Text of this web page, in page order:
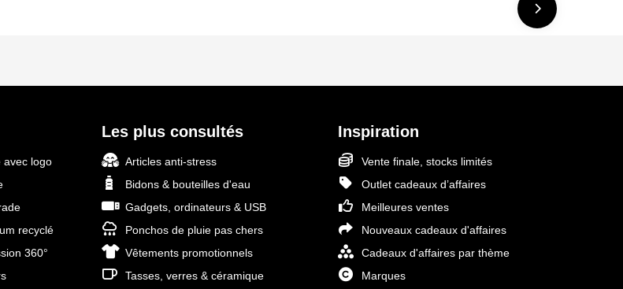
avec logo
recyclé
360°
Les plus consultés
Articles anti-stress
Bidons & bouteilles d'eau
Gadgets, ordinateurs & USB
Ponchos de pluie pas chers
Vêtements promotionnels
Tasses, verres & céramique
Inspiration
Vente finale, stocks limités
Outlet cadeaux d’affaires
Meilleures ventes
Nouveaux cadeaux d'affaires
Cadeaux d'affaires par thème
Marques